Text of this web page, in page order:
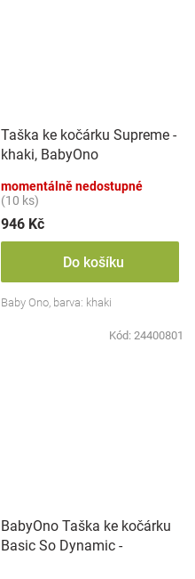
Taška ke kočárku Supreme -
khaki, BabyOno
momentálně nedostupné
(10 ks)
946 Kč
Do košíku
Baby Ono, barva: khaki
Kód: 24400801
BabyOno Taška ke kočárku
Basic So Dynamic -